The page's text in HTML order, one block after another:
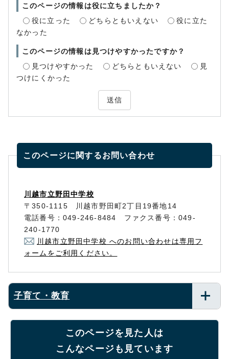
このページの情報は役に立ちましたか？
役に立った
どちらともいえない
役に立た
なかった
このページの情報は見つけやすかったですか？
見つけやすかった
どちらともいえない
見
つけにくかった
送信
このページに関するお問い合わせ
川越市立野田中学校
〒350-1115 川越市野田町2丁目19番地14
電話番号：049-246-8484 ファクス番号：049-
240-1770
川越市立野田中学校 へのお問い合わせは専用フ
ォームをご利用ください。
子育て・教育
このページを見た人は
こんなページも見ています